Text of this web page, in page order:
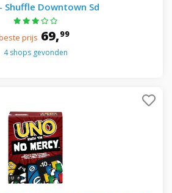
Shuffle Downtown Sd
prijs 69,99
4 shops gevonden